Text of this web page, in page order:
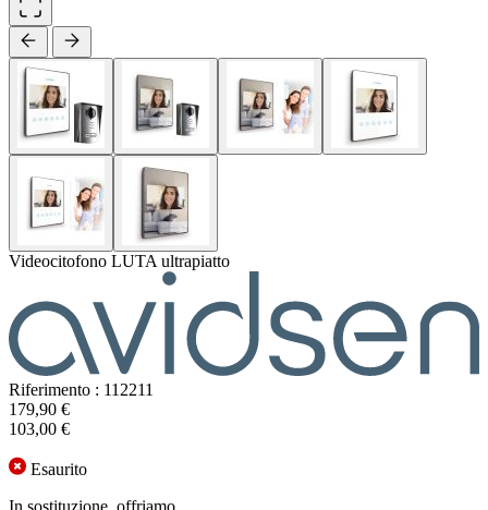
Videocitofono LUTA ultrapiatto
Riferimento : 112211
179,90 €
103,00 €
Esaurito
In sostituzione, offriamo